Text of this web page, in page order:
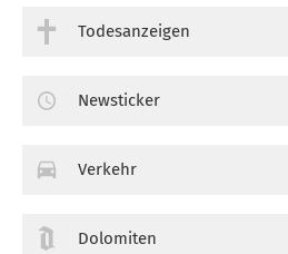
Todesanzeigen
Newsticker
Verkehr
Dolomiten